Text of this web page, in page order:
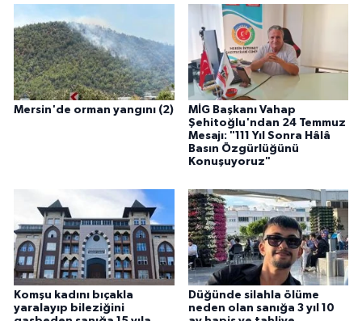
Mersin'de orman yangını (2)
MİG Başkanı Vahap
Şehitoğlu'ndan 24 Temmuz
Mesajı: "111 Yıl Sonra Hâlâ
Basın Özgürlüğünü
Konuşuyoruz"
Komşu kadını bıçakla
yaralayıp bileziğini
Düğünde silahla ölüme
neden olan sanığa 3 yıl 10